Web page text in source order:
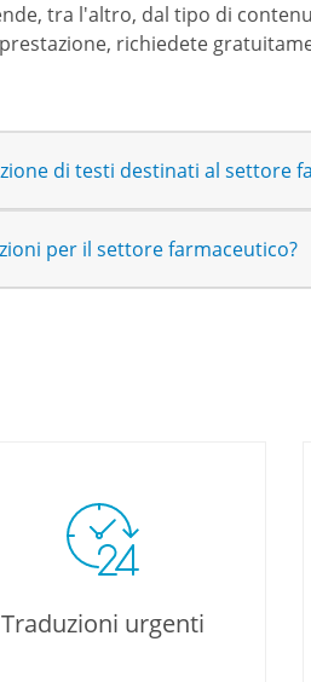
tra l'altro, dal tipo di
richiedete
di testi destinati al settore
per il settore farmaceutico?
Traduzioni urgenti